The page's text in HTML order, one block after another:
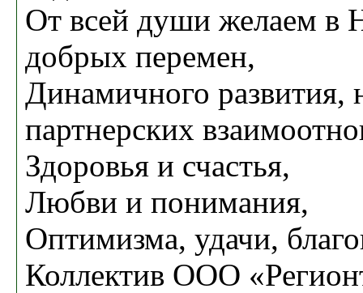
От всей души желаем в
добрых перемен,
Динамичного развития,
партнерских
Здоровья и счастья,
Любви и понимания,
Оптимизма, удачи,
Коллектив ООО